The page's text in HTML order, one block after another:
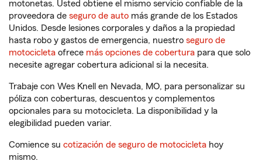
motonetas. Usted obtiene el mismo servicio confiable de la
proveedora de seguro de auto más grande de los Estados
Unidos. Desde lesiones corporales y daños a la propiedad
hasta robo y gastos de emergencia, nuestro seguro de
motocicleta ofrece más opciones de cobertura para que solo
necesite agregar cobertura adicional si la necesita.
Trabaje con Wes Knell en Nevada, MO, para personalizar su
póliza con coberturas, descuentos y complementos
opcionales para su motocicleta. La disponibilidad y la
elegibilidad pueden variar.
Comience su cotización de seguro de motocicleta hoy
mismo.